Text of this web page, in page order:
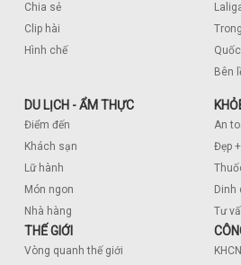
Chia sẻ
Clip hài
Hình chế
Bên
DU LỊCH - ẨM THỰC
Điểm đến
Khách sạn
Lữ hành
Món ngon
Nhà hàng
An
Đẹp +
Dinh
Tư
THẾ GIỚI
Vòng quanh thế giới
KHCN